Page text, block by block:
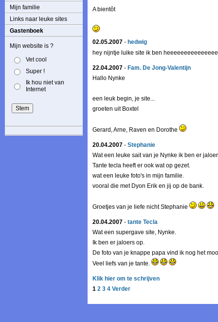
Mijn familie
Links naar leuke sites
Gastenboek
Mijn website is ?
Vet cool
Super !
Ik hou niet van
Internet
A bientôt
02.05.2007 - hedwig
hey nijntje luike site ik ben
22.04.2007 - Fam. De Jong-Valentijn
Hallo Nynke
een leuk begin, je site...
groeten uit Boxtel
Gerard, Arne, Raven en Dorothe
20.04.2007 - Stephanie
Wat een leuke sait van je Nynke ik ben er
Tante tecla heeft er ook wat op gezet.
wat een leuke foto's in mijn familie.
vooral die met Dyon Erik en jij op de bank.
Groetjes van je liefe nicht Stephanie
20.04.2007 - tante Tecla
Wat een supergave site, Nynke.
Ik ben er jaloers op.
De foto van je knappe papa vind ik nog het
Veel liefs van je tante.
Klik hier om te schrijven
1 2 3 4 Verder